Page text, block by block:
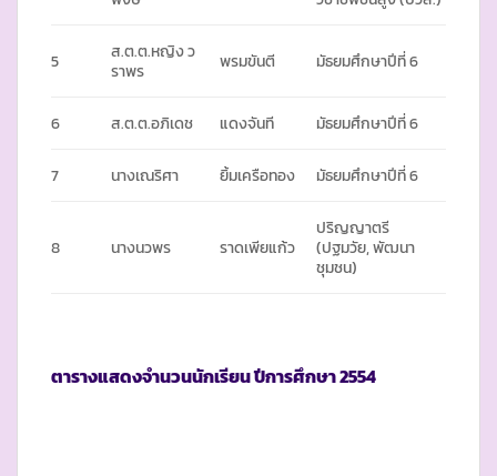
5
ส.ต.ต.หญิง ว
ราพร
พรมขันตี มัธยมศึกษาปีที่ 6
6 ส.ต.ต.อภิเดช แดงจันที มัธยมศึกษาปีที่ 6
7 นางเณริศา ยิ้มเครือทอง มัธยมศึกษาปีที่ 6
8 นางนวพร ราดเพียแก้ว
ปริญญาตรี
(ปฐมวัย, พัฒนา
ชุมชน)
ตารางแสดงจำนวนนักเรียน ปีการศึกษา2554